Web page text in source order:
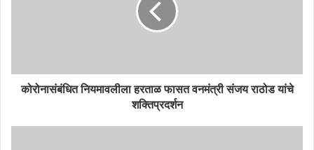
कोरोनासंबंधित नियमावलीला हरताळ फासत वनमंत्री संजय राठोड यांचे
शक्तिप्रदर्शन